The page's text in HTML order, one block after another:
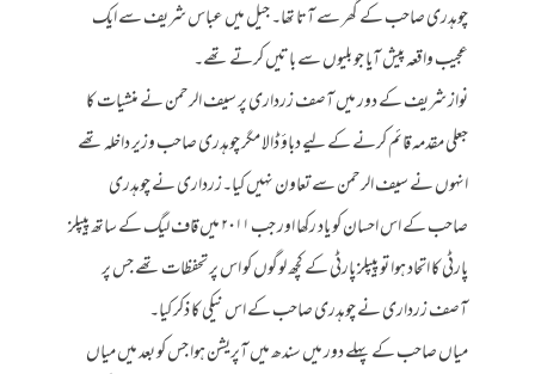
چوہدری صاحب کے گھر سے آتا تھا۔ جیل میں عباس شریف سے ایک
عجیب واقعہ پیش آیا جو بلیوں سے باتیں کرتے تھے۔
نواز شریف کے دور میں آصف زرداری پر سیف الرحمن نے منشیات کا
جعلی مقدمہ قائم کرنے کے لیے دباؤ ڈالا مگر چوہدری صاحب وزیر داخلہ تھے
انہوں نے سیف الرحمن سے تعاون نہیں کیا۔زرداری نے چوہدری
صاحب کے اس احسان کو یاد رکھا اور جب ۲۰۱۱ میں قاف لیگ کے ساتھ پیپلز
پارٹی کا اتحاد ہوا تو پیپلز پارٹی کے کچھ لوگوں کو اس پر تحفظات تھے جس پر
آصف زرداری نے چوہدری صاحب کے اس نیکی کا ذکر کیا۔
میاں صاحب کے پہلے دور میں سندھ میں آپریشن ہوا جس کو بعد میں میاں